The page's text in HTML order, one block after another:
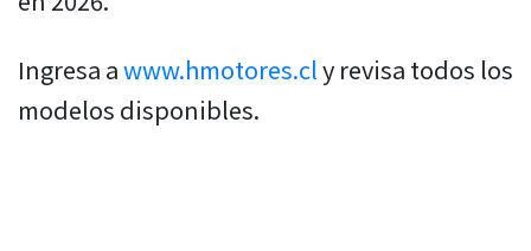
Ingresa awww.hmotores.cly revisa todos los
modelos disponibles.